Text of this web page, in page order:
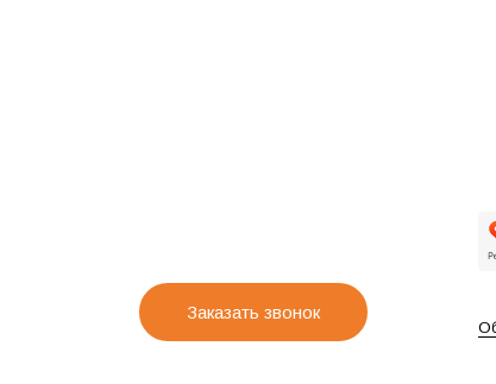
Заказать звонок